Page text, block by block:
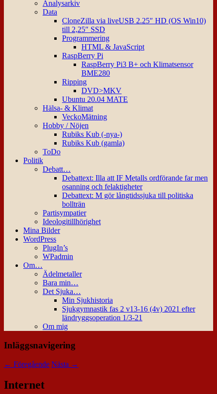
Analysarkiv
Data
CloneZilla via liveUSB 2.25″ HD (OS Win10)
till 2,25″ SSD
Programmering
HTML & JavaScript
RaspBerry Pi
RaspBerry Pi3 B+ och Klimatsensor
BME280
Ripping
DVD>MKV
Ubuntu 20.04 MATE
Hälsa- & Klimat
VeckoMätning
Hobby / Nöjen
Rubiks Kub (-nya-)
Rubiks Kub (gamla)
ToDo
Politik
Debatt…
Debattext: Illa att IF Metalls ordförande far men
osanning och felaktigheter
Debattext: M gör långtidssjuka till politiska
bollträn
Partisympatier
Ideologitillhörighet
Mina Bilder
WordPress
PlugIn’s
WPadmin
Om…
Ädelmetaller
Bara min…
Det Sjuka…
Min Sjukhistoria
Sjukgymnastik fas 2 v13-16 (4v) 2021 efter
ländryggsoperation 1/3-21
Om mig
Inläggsnavigering
← Föregående Nästa →
Internet